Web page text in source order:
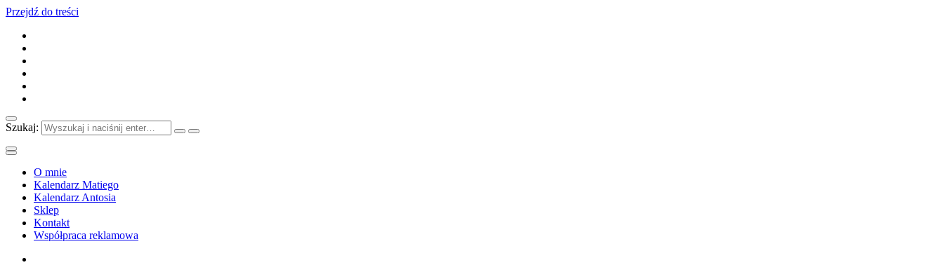
Przejdź do treści
Szukaj:
O mnie
Kalendarz Matiego
Kalendarz Antosia
Sklep
Kontakt
Współpraca reklamowa